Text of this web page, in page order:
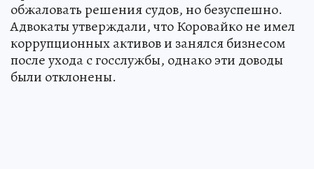
обжаловать решения судов, но безуспешно.
Адвокаты утверждали, что Коровайко не имел
коррупционных активов и занялся бизнесом
после ухода с госслужбы, однако эти доводы
были отклонены.